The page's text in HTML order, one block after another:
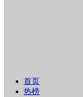
首页
热榜